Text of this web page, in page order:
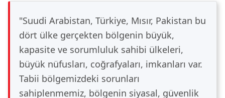
"Suudi Arabistan, Türkiye, Mısır, Pakistan bu
dört ülke gerçekten bölgenin büyük,
kapasite ve sorumluluk sahibi ülkeleri,
büyük nüfusları, coğrafyaları, imkanları var.
Tabii bölgemizdeki sorunları
sahiplenmemiz, bölgenin siyasal, güvenlik